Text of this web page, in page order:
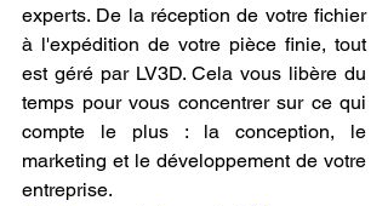
experts. De la réception de votre fichier
à l'expédition de votre pièce finie, tout
est géré par LV3D. Cela vous libère du
temps pour vous concentrer sur ce qui
compte le plus : la conception, le
marketing et le développement de votre
entreprise.